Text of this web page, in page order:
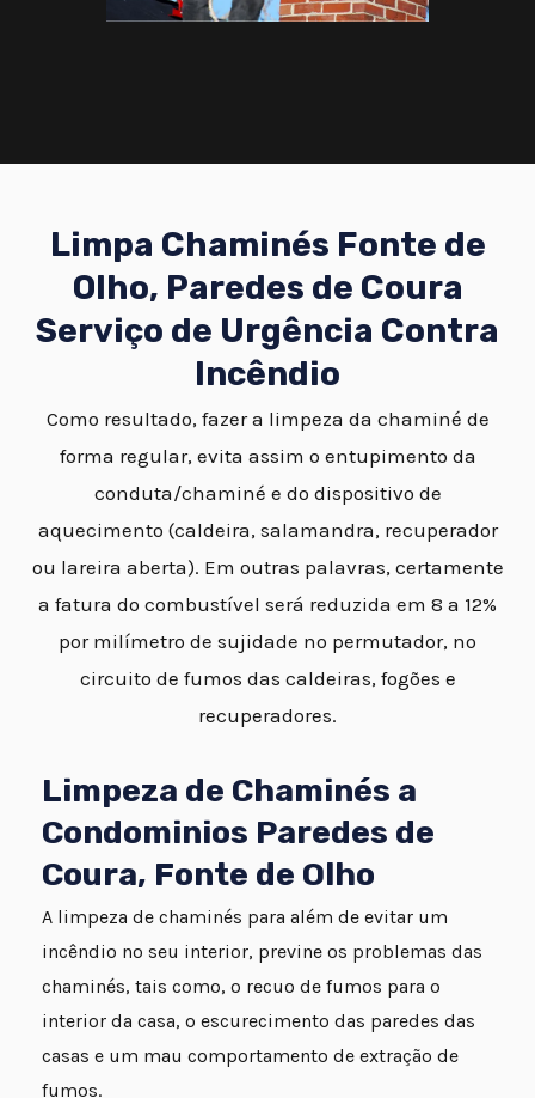
Limpa Chaminés Fonte de
Olho, Paredes de Coura
Serviço de Urgência Contra
Incêndio
Como resultado, fazer a limpeza da chaminé de
forma regular, evita assim o entupimento da
conduta/chaminé e do dispositivo de
aquecimento (caldeira, salamandra, recuperador
ou lareira aberta). Em outras palavras, certamente
a fatura do combustível será reduzida em 8 a 12%
por milímetro de sujidade no permutador, no
circuito de fumos das caldeiras, fogões e
recuperadores.
Limpeza de Chaminés a
Condominios Paredes de
Coura, Fonte de Olho
A limpeza de chaminés para além de evitar um
incêndio no seu interior, previne os problemas das
chaminés, tais como, o recuo de fumos para o
interior da casa, o escurecimento das paredes das
casas e um mau comportamento de extração de
fumos.